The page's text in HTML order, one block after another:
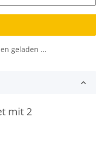
geladen ...
mit 2